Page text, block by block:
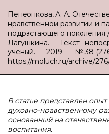
Пепеонкова, А. А.
нравственном развитии и
подрастающего поколения
Лагушкина. — Текст :
ученый. — 2019. — № 38
https://moluch.ru/archive/
В статье представлен
духовно-нравственному
основанный на
воспитания.